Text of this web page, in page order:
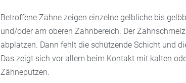
Betroffene Zähne zeigen einzelne gelbliche bis
und/oder am oberen Zahnbereich. Der
abplatzen. Dann fehlt die schützende Schicht und
Das zeigt sich vor allem beim Kontakt mit kalten
Zähneputzen.